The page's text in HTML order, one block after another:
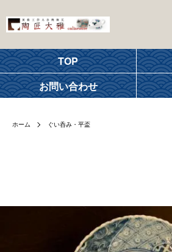
TOP
お問い合わせ
ホーム ぐい呑み・平盃